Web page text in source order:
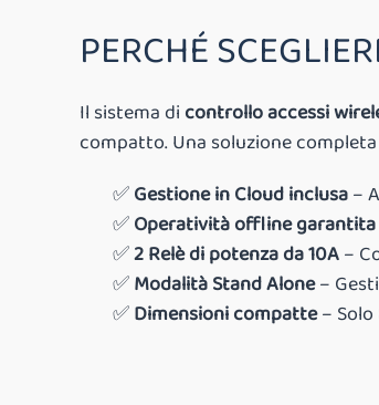
PERCHÉ
Il sistema di controllo accessi
compatto. Una soluzione
✅Gestione in Cloud inclusa–
✅Operatività offline garantita
✅2 Relè di potenza da 10A–
✅Modalità Stand Alone–
✅Dimensioni compatte– Solo